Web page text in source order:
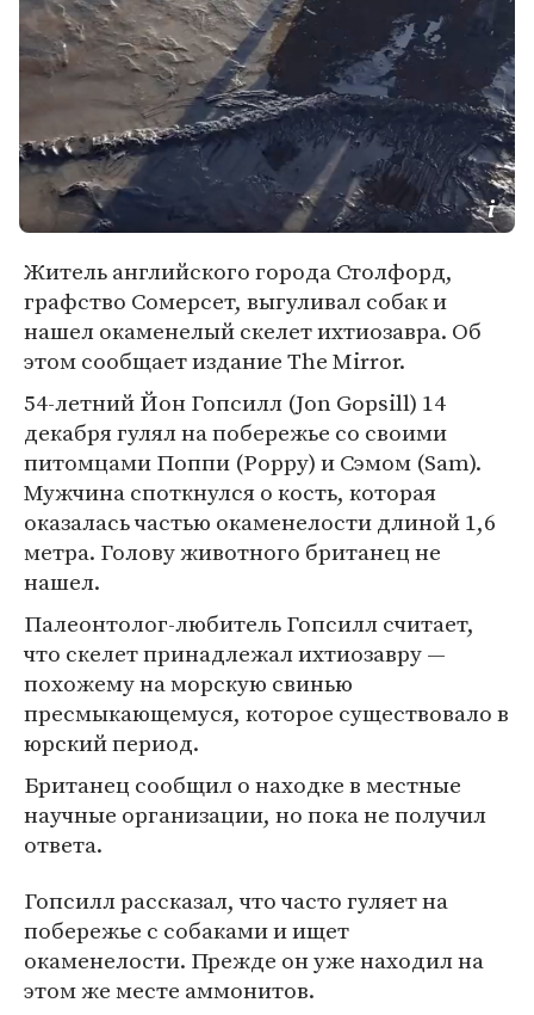
Житель английского города Столфорд,
графство Сомерсет, выгуливал собак и
нашел окаменелый скелет ихтиозавра. Об
этом сообщает издание The Mirror.
54-летний Йон Гопсилл (Jon Gopsill) 14
декабря гулял на побережье со своими
питомцами Поппи (Poppy) и Сэмом (Sam).
Мужчина споткнулся о кость, которая
оказалась частью окаменелости длиной 1,6
метра. Голову животного британец не
нашел.
Палеонтолог-любитель Гопсилл считает,
что скелет принадлежал ихтиозавру —
похожему на морскую свинью
пресмыкающемуся, которое существовало в
юрский период.
Британец сообщил о находке в местные
научные организации, но пока не получил
ответа.
Гопсилл рассказал, что часто гуляет на
побережье с собаками и ищет
окаменелости. Прежде он уже находил на
этом же месте аммонитов.